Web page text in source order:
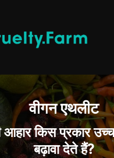
वीगन एथलीट
आहार किस प्रकार
बढ़ावा देते हैं?